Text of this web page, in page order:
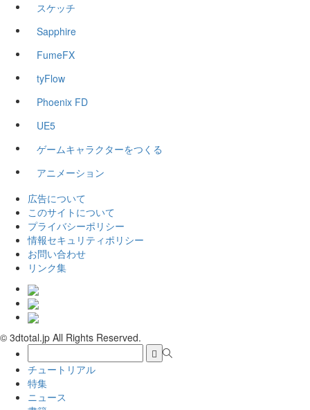
スケッチ
Sapphire
FumeFX
tyFlow
Phoenix FD
UE5
ゲームキャラクターをつくる
アニメーション
広告について
このサイトについて
プライバシーポリシー
情報セキュリティポリシー
お問い合わせ
リンク集
© 3dtotal.jp All Rights Reserved.
チュートリアル
特集
ニュース